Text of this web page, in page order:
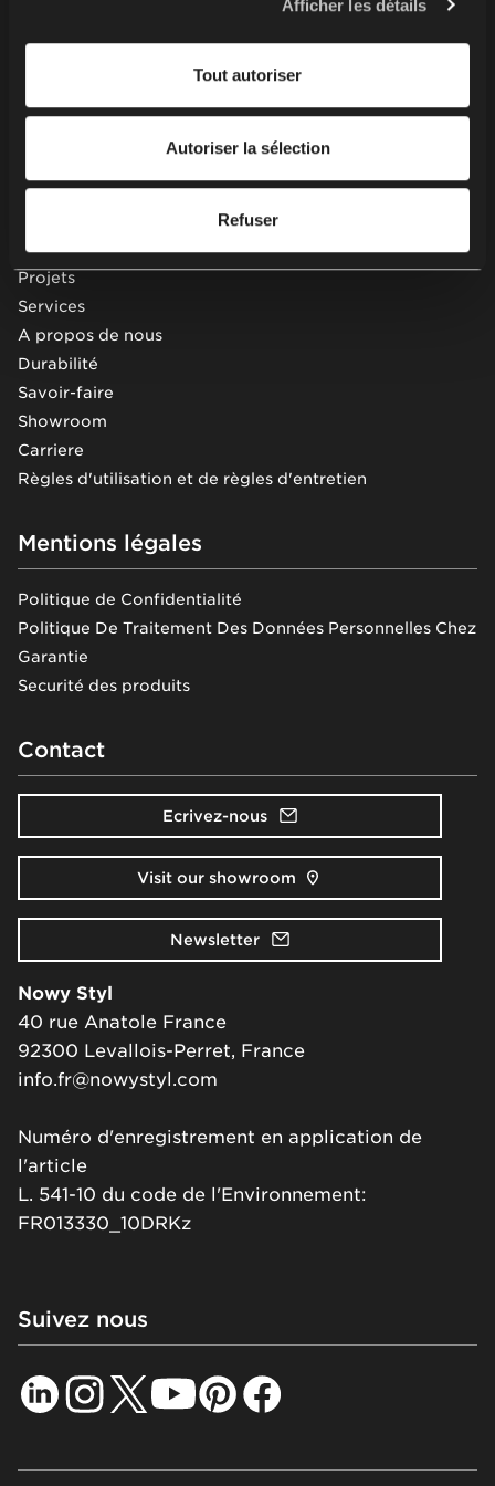
d'informations sur l'utilisation des cookies par nous et
nos partenaires et le traitement de vos données
personnelles, y compris vos droits, veuillez consulter
Afficher les détails
Tout autoriser
Autoriser la sélection
Refuser
Soft seating
Bureaux & postes de travail
Projets
Services
A propos de nous
Durabilité
Savoir-faire
Showroom
Carriere
Règles d'utilisation et de règles d'entretien
Mentions légales
Politique de Confidentialité
Politique De Traitement Des Données Personnelles Chez
Garantie
Securité des produits
Contact
Ecrivez-nous
Visit our showroom
Newsletter
Nowy Styl
40 rue Anatole France
92300 Levallois-Perret, France
info.fr@nowystyl.com
Numéro d'enregistrement en application de
l'article
L. 541-10 du code de l'Environnement:
FR013330_10DRKz
Suivez nous